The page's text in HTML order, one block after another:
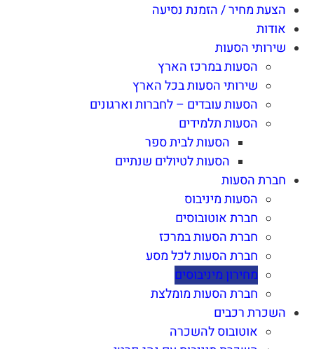
הצעת מחיר / הזמנת נסיעה
אודות
שירותי הסעות
הסעות במרכז הארץ
שירותי הסעות בכל הארץ
הסעות עובדים – לחברות וארגונים
הסעות תלמידים
הסעות לבית ספר
הסעות לטיולים שנתיים
חברת הסעות
הסעות מיניבוס
חברת אוטובוסים
חברת הסעות במרכז
חברת הסעות לכל מסע
מחירון מיניבוסים
חברת הסעות מומלצת
השכרת רכבים
אוטובוס להשכרה